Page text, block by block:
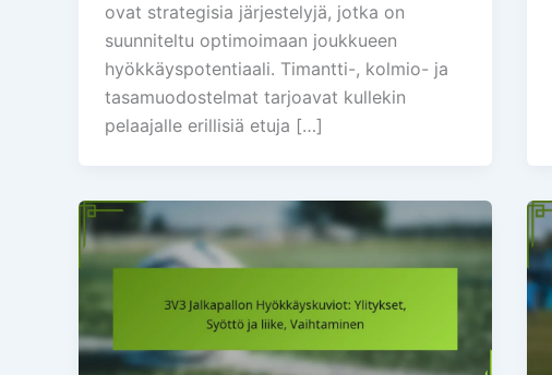
ovat strategisia järjestelyjä, jotka on
suunniteltu optimoimaan joukkueen
hyökkäyspotentiaali. Timantti-, kolmio- ja
tasamuodostelmat tarjoavat kullekin
pelaajalle erillisiä etuja […]